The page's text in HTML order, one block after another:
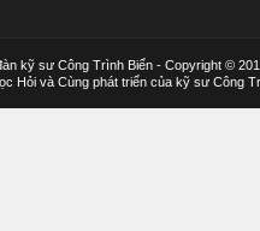
kỹ sư Công Trình Biển - Copyright ©
Hỏi và Cùng phát triển của kỹ sư Công